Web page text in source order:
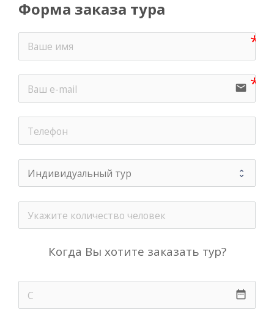
Форма заказа тура
email
Когда Вы хотите заказать тур?
date_range